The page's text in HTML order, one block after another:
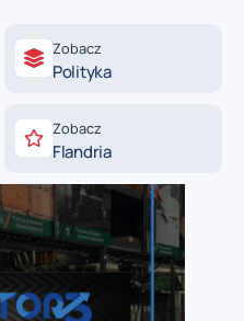
Zobacz
Polityka
Zobacz
Flandria